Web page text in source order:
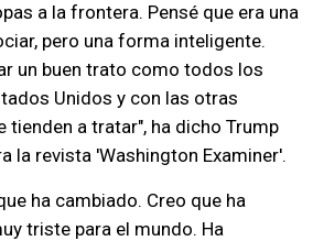
a la frontera. Pensé que era una
pero una forma inteligente.
un buen trato como todos los
Unidos y con las otras
tienden a tratar", ha dicho Trump
la revista 'Washington Examiner'.
ha cambiado. Creo que ha
triste para el mundo. Ha